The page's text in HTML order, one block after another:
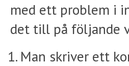
med ett problem i
det till på följande
Man skriver ett